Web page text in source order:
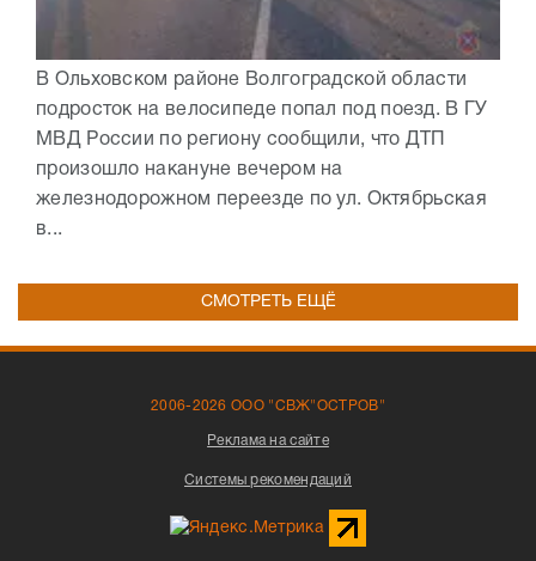
В Ольховском районе Волгоградской области
подросток на велосипеде попал под поезд. В ГУ
МВД России по региону сообщили, что ДТП
произошло накануне вечером на
железнодорожном переезде по ул. Октябрьская
в...
СМОТРЕТЬ ЕЩЁ
2006-2026 ООО "СВЖ"ОСТРОВ"
Реклама на сайте
Системы рекомендаций